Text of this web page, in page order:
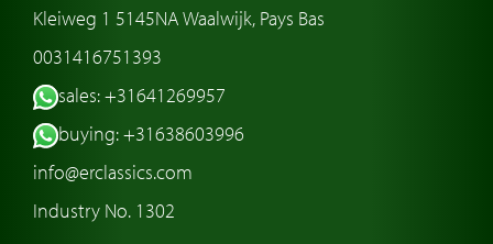
Kleiweg 1 5145NA Waalwijk, Pays Bas
0031416751393
sales: +31641269957
buying: +31638603996
info@erclassics.com
Industry No. 1302